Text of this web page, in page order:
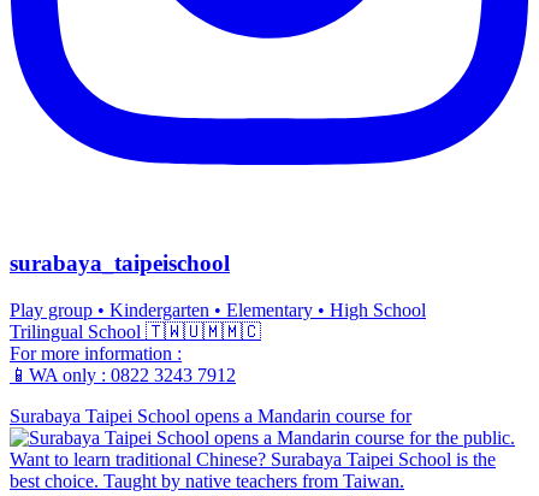
surabaya_taipeischool
Play group • Kindergarten • Elementary • High School
Trilingual School 🇹🇼🇺🇲🇲🇨
For more information :
📱WA only : 0822 3243 7912
Surabaya Taipei School opens a Mandarin course for